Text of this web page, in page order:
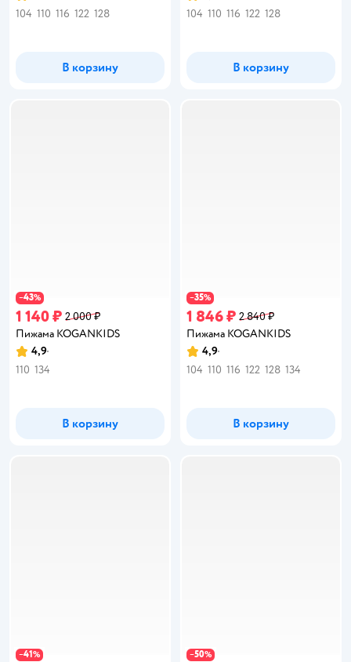
104 110 116 122 128
В корзину
104 110 116 122 128
В корзину
−43%
1 140 ₽ 2 000 ₽
Пижама KOGANKIDS
Рейтинг:
4,9
110 134
В корзину
−35%
1 846 ₽ 2 840 ₽
Пижама KOGANKIDS
Рейтинг:
4,9
104 110 116 122 128 134
В корзину
−41% −50%